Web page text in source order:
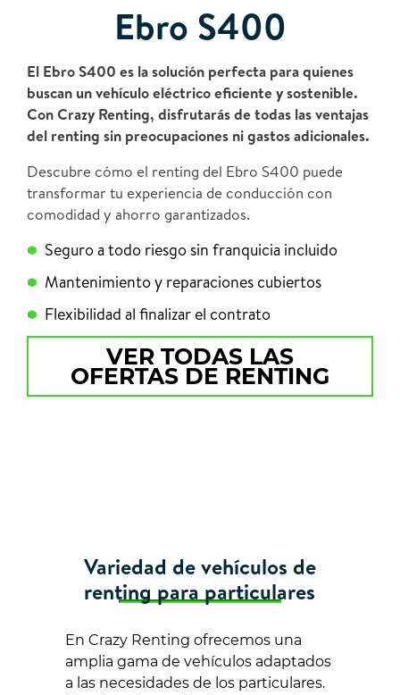
Ebro S400
El Ebro S400 es la solución perfecta para quienes
buscan un vehículo eléctrico eficiente y sostenible.
Con Crazy Renting, disfrutarás de todas las ventajas
del renting sin preocupaciones ni gastos adicionales.
Descubre cómo el renting del Ebro S400 puede
transformar tu experiencia de conducción con
comodidad y ahorro garantizados.
Seguro a todo riesgo sin franquicia incluido
Mantenimiento y reparaciones cubiertos
Flexibilidad al finalizar el contrato
VER TODAS LAS
OFERTAS DE RENTING
Variedad de vehículos de
renting para particulares
En Crazy Renting ofrecemos una
amplia gama de vehículos adaptados
a las necesidades de los particulares.